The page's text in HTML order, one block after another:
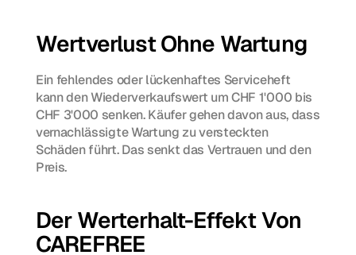
Wertverlust Ohne Wartung
Ein fehlendes oder lückenhaftes Serviceheft
kann den Wiederverkaufswert um CHF 1'000 bis
CHF 3'000 senken. Käufer gehen davon aus, dass
vernachlässigte Wartung zu versteckten
Schäden führt. Das senkt das Vertrauen und den
Preis.
Der Werterhalt-Effekt Von
CAREFREE